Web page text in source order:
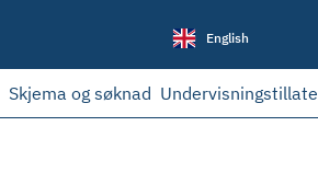
English
Skjema og søknad